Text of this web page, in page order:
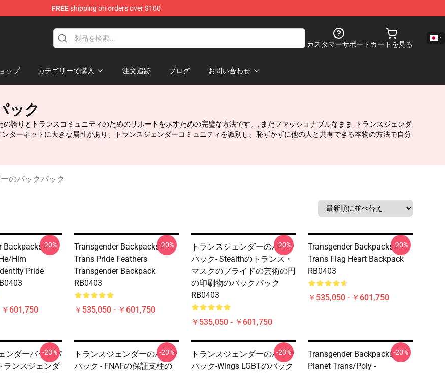
FREEshipping on orders over $100
カスタマーサポート カートを見る
ップ カテゴリーで購入 注文追跡 ブログ お問い合わせ
ック
誇りとトランスコミュニティのためのサポートを示すための完璧な方法です。, まだファッショナブルなまま. トランスジェンダ
ターネットに大きな属性があり、トランスジェンダーコミュニティを識別し、恥ずかずに他の人と共有できる本物の方法で自分
のバックパック
Backpacks -
Him
Pride
601,750
-20%
Transgender Backpacks -
Trans Pride Feathers
Transgender Backpack
RB0403
￥535,050 - ￥601,750
-20%
トランスジェンダーのバック
パック- Stealthのトランス・
マスクのプライドの芸術の円
の印刷物のバックパック
RB0403
￥535,050 - ￥601,750
-20%
Transgender Backpacks -
Trans Flag Heart Backpack
RB0403
￥535,050 - ￥601,750
-20%
ンダーバックパ
ランスジェンダ
-20%
トランスジェンダーのバック
パック - FNAFの保証支柱の
-20%
トランスジェンダーのバック
パック-Wings LGBTのバック
-20%
Transgender Backpacks -
Planet Trans/Poly -
-20%